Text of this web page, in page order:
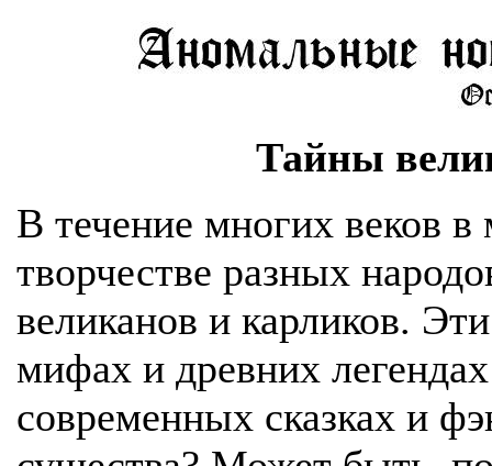
Тайны
В течение многих веков
творчестве разных
великанов и карликов.
мифах и древних
современных сказках и